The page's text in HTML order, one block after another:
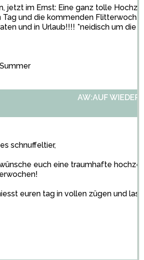
jetzt im Ernst: Eine ganz tolle
Tag und die kommenden
und in Urlaub!!!! *neidisch um die
AW:AUF
schnuffeltier,
euch eine traumhafte
euren tag in vollen zügen und